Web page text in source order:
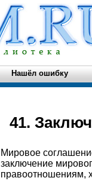
Нашёл ошибку
41.
Мировое
заключение
правоотношениям,